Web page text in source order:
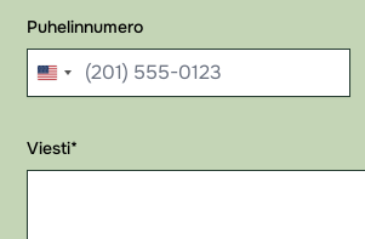
Puhelinnumero
United
+1
Viesti*